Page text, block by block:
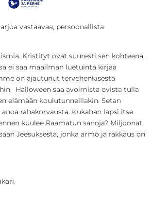
vastaavaa, persoonallista
Kristityt ovat suuresti sen kohteena.
ei saa maailman luetuinta kirjaa
on ajautunut tervehenkisestä
Halloween saa avoimista ovista tulla
elämään koulutunneillakin. Setan
rahakorvausta. Kukahan lapsi itse
kuulee Raamatun sanoja? Miljoonat
Jeesuksesta, jonka armo ja rakkaus on